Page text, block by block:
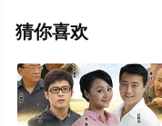
辰影视，热播电视剧
猜你喜欢